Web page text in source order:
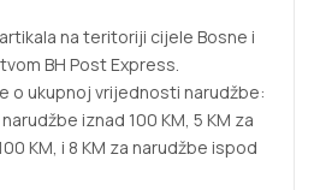
na teritoriji cijele Bosne i
BH Post Express.
o ukupnoj vrijednosti narudžbe:
iznad 100 KM, 5 KM za
KM, i 8 KM za narudžbe ispod